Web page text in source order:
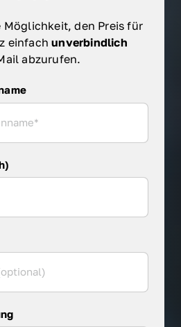
Möglichkeit, den Preis für
einfach
abzurufen.